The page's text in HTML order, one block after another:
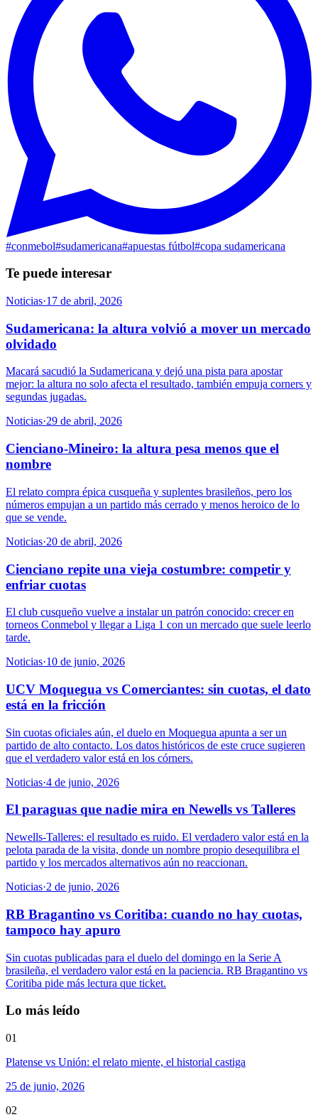
#conmebol#sudamericana#apuestas fútbol#copa sudamericana
Te puede interesar
Noticias·17 de abril, 2026
Sudamericana: la altura volvió a mover un mercado
olvidado
Macará sacudió la Sudamericana y dejó una pista para apostar
mejor: la altura no solo afecta el resultado, también empuja corners y
segundas jugadas.
Noticias·29 de abril, 2026
Cienciano-Mineiro: la altura pesa menos que el
nombre
El relato compra épica cusqueña y suplentes brasileños, pero los
números empujan a un partido más cerrado y menos heroico de lo
que se vende.
Noticias·20 de abril, 2026
Cienciano repite una vieja costumbre: competir y
enfriar cuotas
El club cusqueño vuelve a instalar un patrón conocido: crecer en
torneos Conmebol y llegar a Liga 1 con un mercado que suele leerlo
tarde.
Noticias·10 de junio, 2026
UCV Moquegua vs Comerciantes: sin cuotas, el dato
está en la fricción
Sin cuotas oficiales aún, el duelo en Moquegua apunta a ser un
partido de alto contacto. Los datos históricos de este cruce sugieren
que el verdadero valor está en los córners.
Noticias·4 de junio, 2026
El paraguas que nadie mira en Newells vs Talleres
Newells-Talleres: el resultado es ruido. El verdadero valor está en la
pelota parada de la visita, donde un nombre propio desequilibra el
partido y los mercados alternativos aún no reaccionan.
Noticias·2 de junio, 2026
RB Bragantino vs Coritiba: cuando no hay cuotas,
tampoco hay apuro
Sin cuotas publicadas para el duelo del domingo en la Serie A
brasileña, el verdadero valor está en la paciencia. RB Bragantino vs
Coritiba pide más lectura que ticket.
Lo más leído
01
Platense vs Unión: el relato miente, el historial castiga
25 de junio, 2026
02